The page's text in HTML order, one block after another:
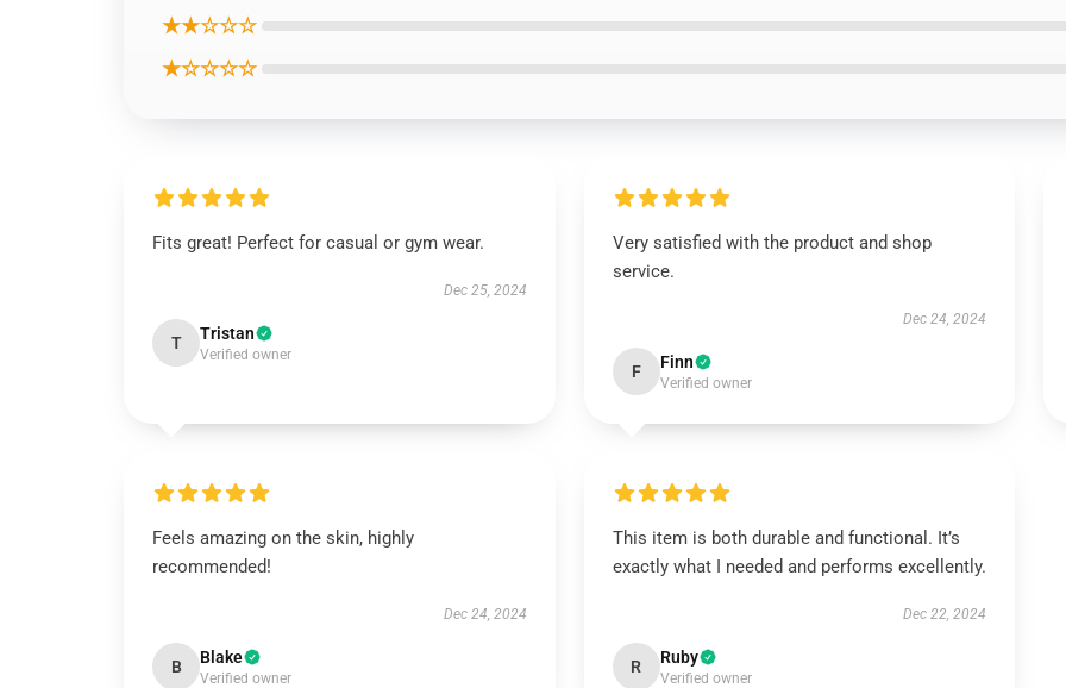
★★☆☆☆
★☆☆☆☆
Fits great! Perfect for casual or gym wear.
Dec 25, 2024
T Tristan
Verified owner
Very satisfied with the product and shop
service.
Dec 24, 2024
F Finn
Verified owner
Feels amazing on the skin, highly
recommended!
Dec 24, 2024
B Blake
Verified owner
This item is both durable and functional. It’s
exactly what I needed and performs excellently.
Dec 22, 2024
R Ruby
Verified owner